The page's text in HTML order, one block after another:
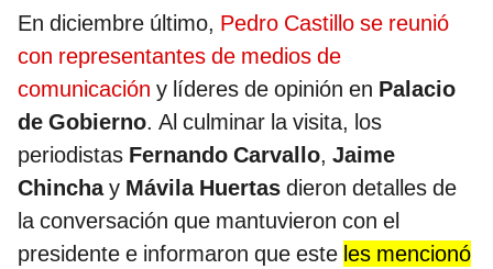
En diciembre último, Pedro Castillo se reunió
con representantes de medios de
comunicación y líderes de opinión en Palacio
de Gobierno. Al culminar la visita, los
periodistas Fernando Carvallo, Jaime
Chinchay Mávila Huertas dieron detalles de
la conversación que mantuvieron con el
presidente e informaron que este les mencionó